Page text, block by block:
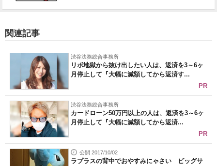
関連記事
渋谷法務総合事務所
リボ地獄から抜け出したい人は、返済を3～6ヶ
月停止して『大幅に減額してから返済す...
PR
渋谷法務総合事務所
カードローン50万円以上の人は、返済を3～6ヶ
月停止して『大幅に減額してから返済...
PR
公開 2017/10/02
ラプラスの背中でおやすみにゃさい ビッグサ